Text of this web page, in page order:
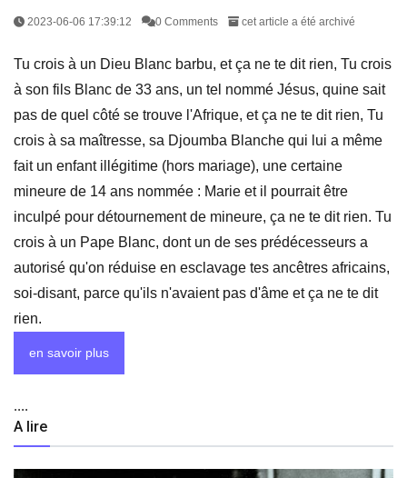
2023-06-06 17:39:12 0 Comments cet article a été archivé
Tu crois à un Dieu Blanc barbu, et ça ne te dit rien, Tu crois
à son fils Blanc de 33 ans, un tel nommé Jésus, quine sait
pas de quel côté se trouve l'Afrique, et ça ne te dit rien, Tu
crois à sa maîtresse, sa Djoumba Blanche qui lui a même
fait un enfant illégitime (hors mariage), une certaine
mineure de 14 ans nommée : Marie et il pourrait être
inculpé pour détournement de mineure, ça ne te dit rien. Tu
crois à un Pape Blanc, dont un de ses prédécesseurs a
autorisé qu'on réduise en esclavage tes ancêtres africains,
soi-disant, parce qu'ils n'avaient pas d'âme et ça ne te dit
rien.
en savoir plus
....
A lire